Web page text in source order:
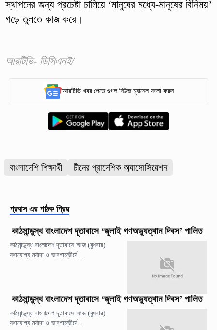
স্থাপনের জন্য প্রচেষ্টা চালিয়ে ‘মানুষের মধ্যে-মানুষের বিনিময়’
গড়ে তুলতে কাজ করে।
আরটিভি- ডিসিএনই/
আরটিভি খবর পেতে গুগল নিউজ চ্যানেল ফলো করুন
বাংলাদেশি শিক্ষার্থী চীনের প্রাদেশিক অ্যাসোসিয়েশন
প্রবাস এর পাঠক প্রিয়
কাঠমান্ডুস্থ বাংলাদেশ দূতাবাসে ‘জুলাই গণঅভ্যুত্থান দিবস’ পালিত
কাঠমান্ডুস্থ বাংলাদেশ দূতাবাসে আজ (বুধবার)
যথাযোগ্য মর্যাদা ও ভাবগাম্ভীর্যে...
কাঠমান্ডুস্থ বাংলাদেশ দূতাবাসে ‘জুলাই গণঅভ্যুত্থান দিবস’ পালিত
কাঠমান্ডুস্থ বাংলাদেশ দূতাবাসে আজ (বুধবার)
যথাযোগ্য মর্যাদা ও ভাবগাম্ভীর্যে...